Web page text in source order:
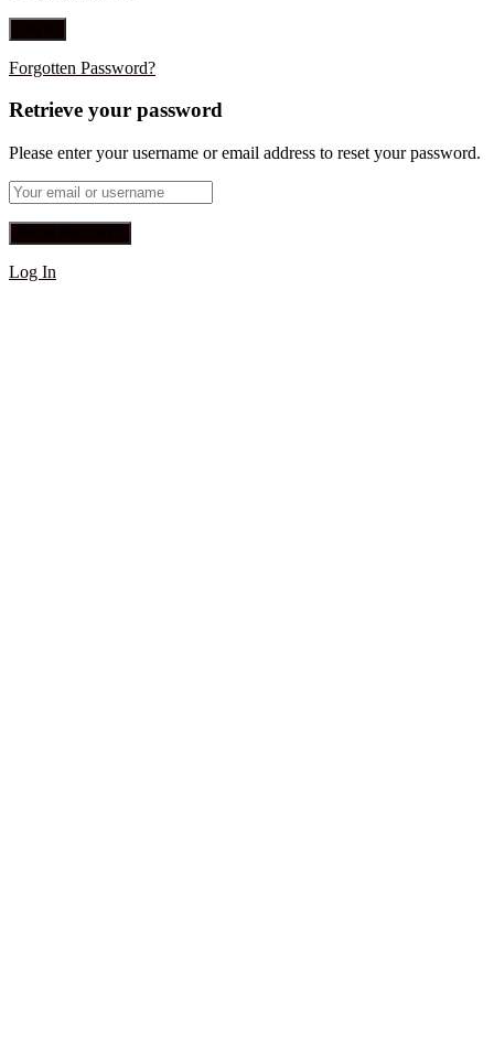
Forgotten Password?
Retrieve your password
Please enter your username or email address to reset your password.
Log In